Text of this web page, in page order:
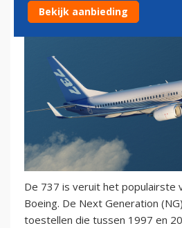
De 737 is veruit het populairste
Boeing. De Next Generation
toestellen die tussen 1997 en
Bekijk aanbieding